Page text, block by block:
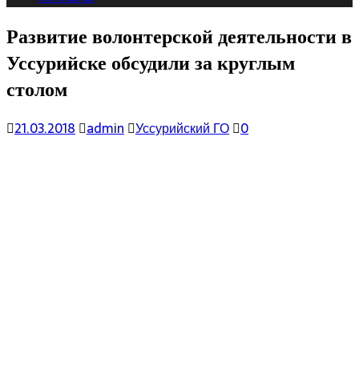
Развитие волонтерской деятельности в
Уссурийске обсудили за круглым
столом
21.03.2018 admin Уссурийский ГО 0